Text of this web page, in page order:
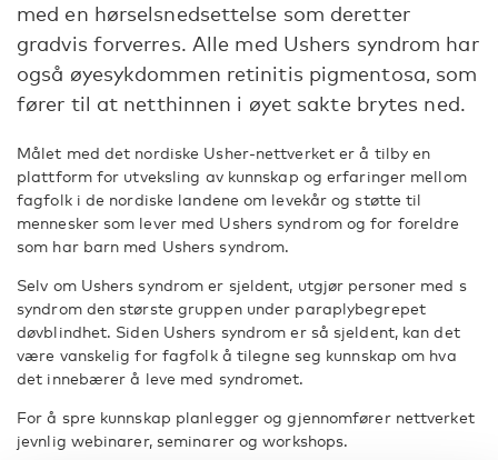
med en hørselsnedsettelse som deretter
gradvis forverres. Alle med Ushers syndrom har
også øyesykdommen retinitis pigmentosa, som
fører til at netthinnen i øyet sakte brytes ned.
Målet med det nordiske Usher-nettverket er å tilby en
plattform for utveksling av kunnskap og erfaringer mellom
fagfolk i de nordiske landene om levekår og støtte til
mennesker som lever med Ushers syndrom og for foreldre
som har barn med Ushers syndrom.
Selv om Ushers syndrom er sjeldent, utgjør personer med s
syndrom den største gruppen under paraplybegrepet
døvblindhet. Siden Ushers syndrom er så sjeldent, kan det
være vanskelig for fagfolk å tilegne seg kunnskap om hva
det innebærer å leve med syndromet.
For å spre kunnskap planlegger og gjennomfører nettverket
jevnlig webinarer, seminarer og workshops.